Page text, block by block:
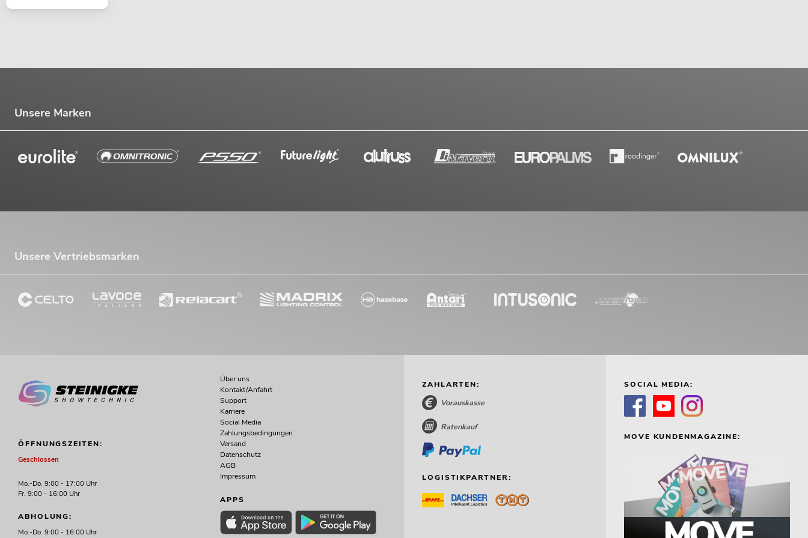
Unsere Marken
Unsere Vertriebsmarken
ÖFFNUNGSZEITEN:
Geschlossen
Mo.-Do. 9:00 - 17:00 Uhr
Fr. 9:00 - 16:00 Uhr
ABHOLUNG:
Mo.-Do. 9:00 - 16:00 Uhr
Über uns
Kontakt/Anfahrt
Support
Karriere
Social Media
Zahlungsbedingungen
Versand
Datenschutz
AGB
Impressum
APPS
ZAHLARTEN:
Vorauskasse
Ratenkauf
LOGISTIKPARTNER:
SOCIAL MEDIA:
MOVE KUNDENMAGAZINE: